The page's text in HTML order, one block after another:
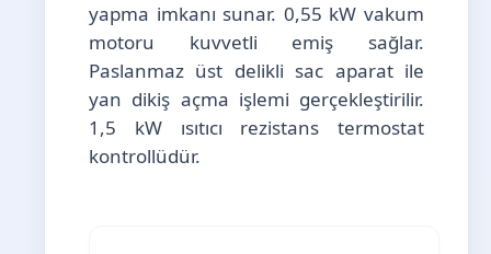
yapma imkanı sunar. 0,55 kW vakum
motoru kuvvetli emiş sağlar.
Paslanmaz üst delikli sac aparat ile
yan dikiş açma işlemi gerçekleştirilir.
1,5 kW ısıtıcı rezistans termostat
kontrollüdür.